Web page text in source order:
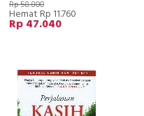
Rp 58.800
Hemat Rp 11.760
Rp 47.040